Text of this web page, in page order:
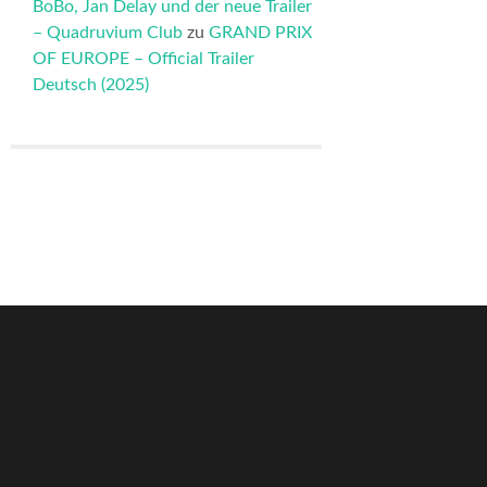
BoBo, Jan Delay und der neue Trailer
– Quadruvium Club zu GRAND PRIX
OF EUROPE – Official Trailer
Deutsch (2025)